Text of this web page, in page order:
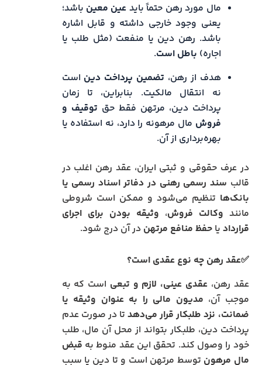
مال مورد رهن حتماً باید عین معین باشد؛
یعنی وجود خارجی داشته و قابل اشاره
باشد. رهن دین یا منفعت (مثل طلب یا
اجاره) باطل است.
هدف از رهن، تضمین پرداخت دین است
نه انتقال مالکیت. بنابراین، تا زمان
پرداخت دین، مرتهن فقط حق توقیف و
فروش مال مرهونه را دارد، نه استفاده یا
بهره‌برداری از آن.
در عرف حقوقی و ثبتی ایران، عقد رهن اغلب در
قالب سند رسمی رهنی در دفاتر اسناد رسمی یا
بانک‌ها تنظیم می‌شود و ممکن است شروطی
مانند وکالت فروش، وثیقه بودن برای اجرای
قرارداد یاحفظ منافع مرتهن در آن درج شود.
✅عقد رهن چه نوع عقدی است؟
عقد رهن، عقدی عینی، لازم و تبعی است که به
موجب آن، مدیون مالی را به عنوان وثیقه یا
ضمانت، نزد طلبکار قرار می‌دهدتا در صورت عدم
پرداخت دین، طلبکار بتواند از محل آن مال، طلب
خود را وصول کند. تحقق این عقد منوط به قبض
مال مرهون توسط مرتهن است و تا دین یا سبب